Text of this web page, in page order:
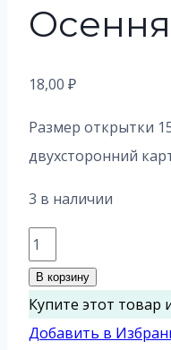
18,00 ₽
Размер открытки
двухсторонний
3 в наличии
Количество
товара
Осенняя
улица
В корзину
Купите этот товар
Добавить в